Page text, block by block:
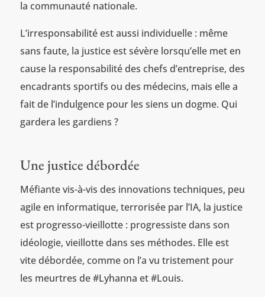
la communauté nationale.
L’irresponsabilité est aussi individuelle : même
sans faute, la justice est sévère lorsqu’elle met en
cause la responsabilité des chefs d’entreprise, des
encadrants sportifs ou des médecins, mais elle a
fait de l’indulgence pour les siens un dogme. Qui
gardera les gardiens ?
Une justice débordée
Méfiante vis-à-vis des innovations techniques, peu
agile en informatique, terrorisée par l’IA, la justice
est progresso-vieillotte : progressiste dans son
idéologie, vieillotte dans ses méthodes. Elle est
vite débordée, comme on l’a vu tristement pour
les meurtres de #Lyhanna et #Louis.